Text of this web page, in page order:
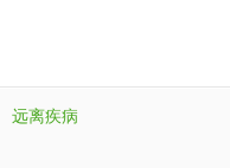
远离疾病